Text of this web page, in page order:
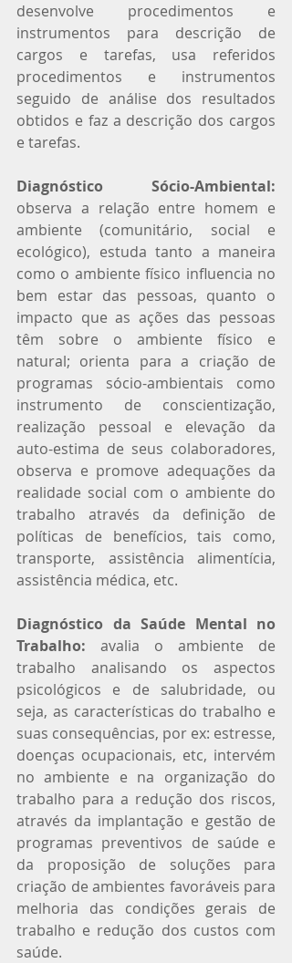
desenvolve procedimentos e
instrumentos para descrição de
cargos e tarefas, usa referidos
procedimentos e instrumentos
seguido de análise dos resultados
obtidos e faz a descrição dos cargos
e tarefas.
Diagnóstico Sócio-Ambiental:
observa a relação entre homem e
ambiente (comunitário, social e
ecológico), estuda tanto a maneira
como o ambiente físico influencia no
bem estar das pessoas, quanto o
impacto que as ações das pessoas
têm sobre o ambiente físico e
natural; orienta para a criação de
programas sócio-ambientais como
instrumento de conscientização,
realização pessoal e elevação da
auto-estima de seus colaboradores,
observa e promove adequações da
realidade social com o ambiente do
trabalho através da definição de
políticas de benefícios, tais como,
transporte, assistência alimentícia,
assistência médica, etc.
Diagnóstico da Saúde Mental no
Trabalho: avalia o ambiente de
trabalho analisando os aspectos
psicológicos e de salubridade, ou
seja, as características do trabalho e
suas consequências, por ex: estresse,
doenças ocupacionais, etc, intervém
no ambiente e na organização do
trabalho para a redução dos riscos,
através da implantação e gestão de
programas preventivos de saúde e
da proposição de soluções para
criação de ambientes favoráveis para
melhoria das condições gerais de
trabalho e redução dos custos com
saúde.